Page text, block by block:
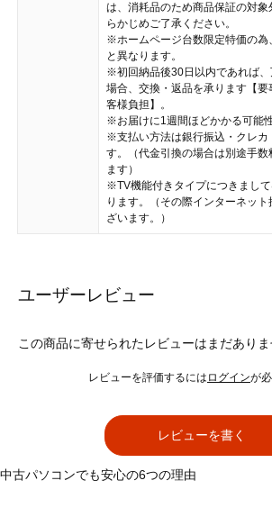
は、消耗品のため商品保証の対
らかじめご了承ください。
※ホームページ台数限定特価の為
と異なります。
※初回納品後30日以内であれば
場合、交換・返品を承ります【
客様負担】。
※お届けに1週間ほどかかる可能
※支払い方法は銀行振込・クレカ
す。（代金引換の場合は別途手数
ます）
※TV機能付きタイプにつきまし
ります。（その際インターネッ
ざいます。）
ユーザーレビュー
この商品に寄せられたレビューはまだありま
レビューを評価するには ログインが
レビューを書く
中古パソコンでも安心の6つの理由